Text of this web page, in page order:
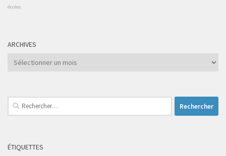
écoles
ARCHIVES
Archives
Rechercher :
ÉTIQUETTES